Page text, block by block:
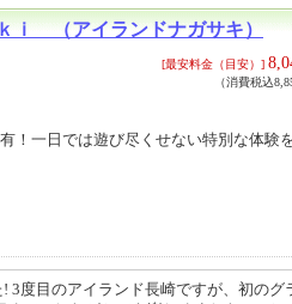
ｉ （アイランドナガサキ）
[最安料金（目安）]
（消費税込
！一日では遊び尽くせない特別な体験を
3度目のアイランド長崎ですが、初のグ